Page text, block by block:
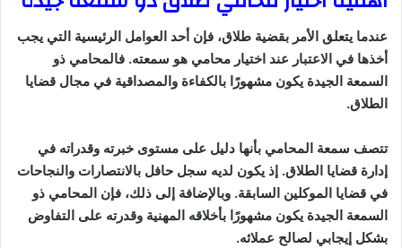
عندما يتعلق الأمر بقضية طلاق، فإن أحد العوامل الرئيسية التي يجب
أخذها في الاعتبار عند اختيار محامي هو سمعته. فالمحامي ذو
السمعة الجيدة يكون مشهورًا بالكفاءة والمصداقية في مجال قضايا
الطلاق.
تتصف سمعة المحامي بأنها دليل على مستوى خبرته وقدراته في
إدارة قضايا الطلاق. إذ يكون لديه سجل حافل بالانتصارات والنجاحات
في قضايا الموكلين السابقة. وبالإضافة إلى ذلك، فإن المحامي ذو
السمعة الجيدة يكون مشهورًا بأخلاقه المهنية وقدرته على التفاوض
بشكل إيجابي لصالح عملائه.